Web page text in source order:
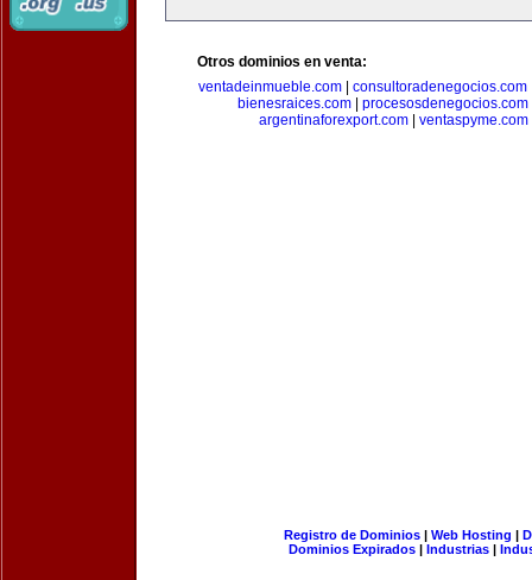
Otros dominios en venta:
ventadeinmueble.com| consultoradenegocios.com
bienesraices.com
procesosdenegocios.com
argentinaforexport.com| ventaspyme.com
Registro de Dominios| Web Hosting |
Dominios Expirados | Industrias |